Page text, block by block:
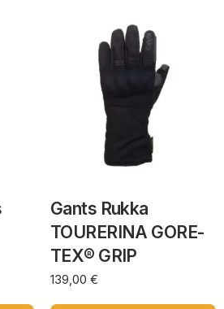
Gants Rukka
TOURERINA GORE-
TEX® GRIP
139,00 €